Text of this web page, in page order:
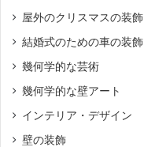
屋外のクリスマスの装飾
結婚式のための車の装飾
幾何学的な芸術
幾何学的な壁アート
インテリア・デザイン
壁の装飾